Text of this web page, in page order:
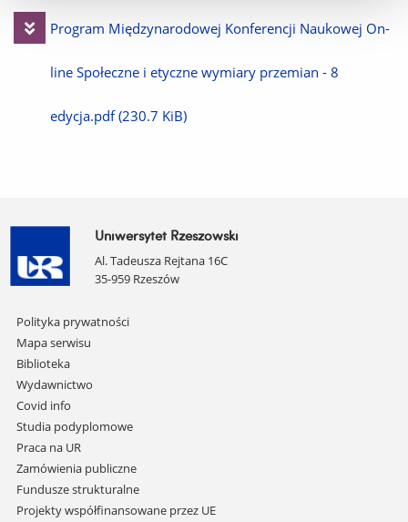
Pobierz
plik
Program Międzynarodowej Konferencji Naukowej On-
line Społeczne i etyczne wymiary przemian - 8
edycja.pdf (230.7 KiB)
Uniwersytet Rzeszowski
Al. Tadeusza Rejtana 16C
35-959 Rzeszów
Pomiń
nawigację
i
przejdź
do
treści
Polityka prywatności
Mapa serwisu
Biblioteka
Wydawnictwo
Covid info
Studia podyplomowe
Praca na UR
Zamówienia publiczne
Fundusze strukturalne
Projekty współfinansowane przez UE